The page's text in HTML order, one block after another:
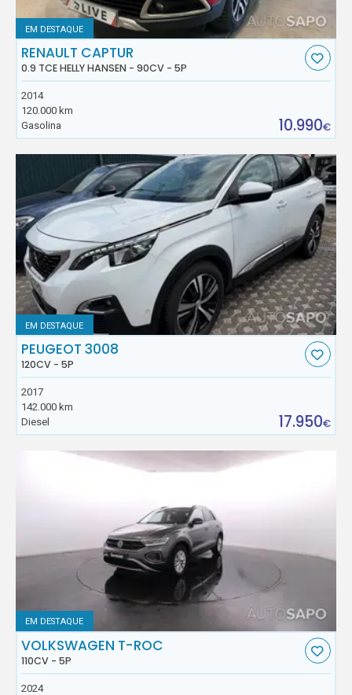
EM DESTAQUE
RENAULT CAPTUR
0.9 TCE HELLY HANSEN - 90CV - 5P
2014
120.000 km
Gasolina
10.990€
EM DESTAQUE
PEUGEOT 3008
120CV - 5P
2017
142.000 km
Diesel
17.950€
EM DESTAQUE
VOLKSWAGEN T-ROC
110CV - 5P
2024